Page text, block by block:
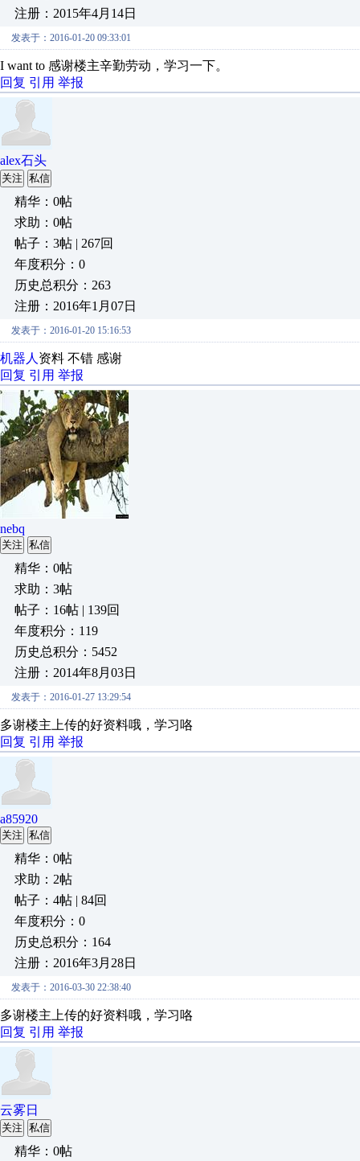
注册：2015年4月14日
发表于：2016-01-20 09:33:01
I want to 感谢楼主辛勤劳动，学习一下。
回复 引用 举报
alex石头
关注 私信
精华：0帖
求助：0帖
帖子：3帖 | 267回
年度积分：0
历史总积分：263
注册：2016年1月07日
发表于：2016-01-20 15:16:53
机器人 资料 不错 感谢
回复 引用 举报
nebq
关注 私信
精华：0帖
求助：3帖
帖子：16帖 | 139回
年度积分：119
历史总积分：5452
注册：2014年8月03日
发表于：2016-01-27 13:29:54
多谢楼主上传的好资料哦，学习咯
回复 引用 举报
a85920
关注 私信
精华：0帖
求助：2帖
帖子：4帖 | 84回
年度积分：0
历史总积分：164
注册：2016年3月28日
发表于：2016-03-30 22:38:40
多谢楼主上传的好资料哦，学习咯
回复 引用 举报
云雾日
关注 私信
精华：0帖